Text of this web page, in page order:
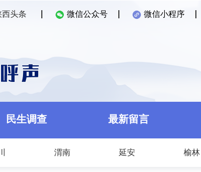
西头条 微信公众号 微信小程序
民生调查 最新留言
渭南 延安 榆林